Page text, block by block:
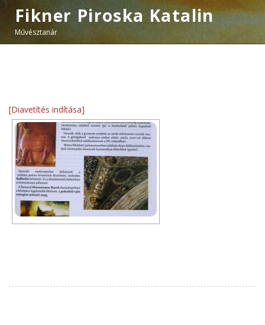
Fikner Piroska Katalin
Művésztanár
[Diavetítés indítása]